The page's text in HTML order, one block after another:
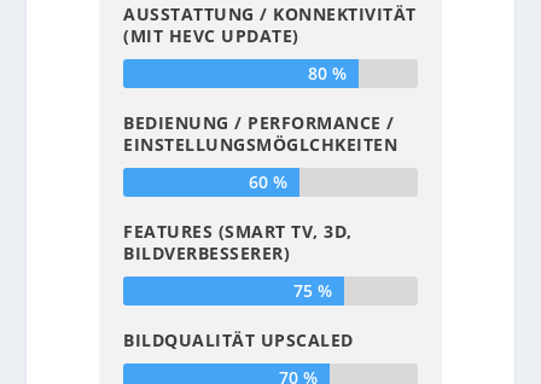
AUSSTATTUNG / KONNEKTIVITÄT
(MIT HEVC UPDATE)
80 %
BEDIENUNG / PERFORMANCE /
EINSTELLUNGSMÖGLCHKEITEN
60 %
FEATURES (SMART TV, 3D,
BILDVERBESSERER)
75 %
BILDQUALITÄT UPSCALED
70 %